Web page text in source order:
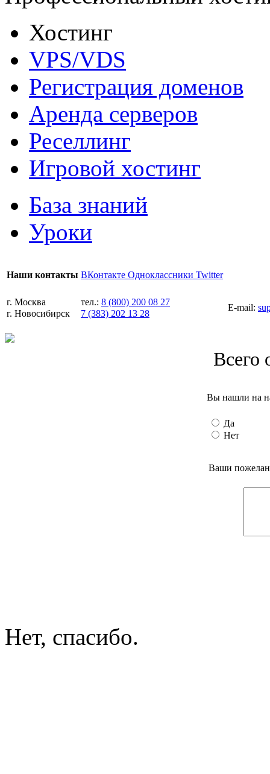
Хостинг
VPS/VDS
Регистрация доменов
Аренда серверов
Реселлинг
Игровой хостинг
База знаний
Уроки
Наши контакты ВКонтакте Одноклассники Twitter
г. Москва
г. Новосибирск
тел.: 8 (800) 200 08 27
7 (383) 202 13 28
E-mail:
Всего
Вы нашли на
Да
Нет
Ваши
Нет, спасибо.